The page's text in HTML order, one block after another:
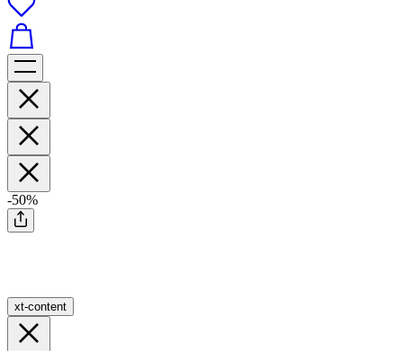
-50%
xt-content